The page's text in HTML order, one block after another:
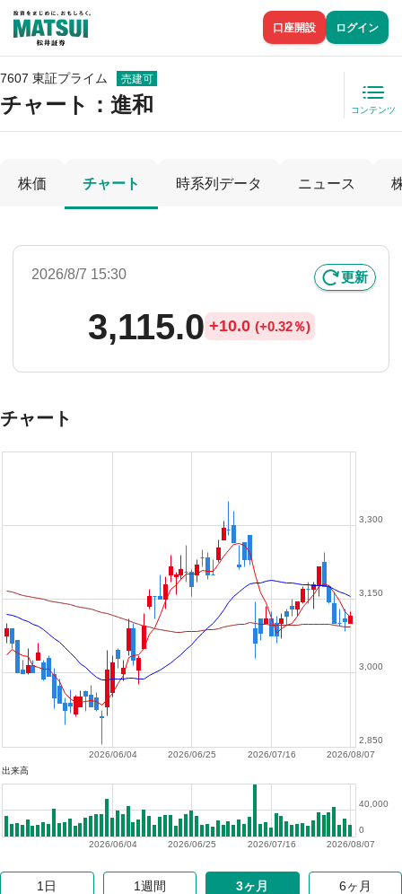
口座開設 ログイン
7607 東証プライム 売建可
チャート： 進和 コンテンツ
株価 チャート 時系列データ ニュース
2026/8/7 15:30 更新
3,115.0 +10.0 (+0.32％)
チャート
2026/08/07
2026/07/16
2026/06/25
2026/06/04
2,850
3,000
3,150
3,300
出来高
2026/08/07
2026/07/16
2026/06/25
2026/06/04
0
40,000
1日 1週間 3ヶ月 6ヶ月